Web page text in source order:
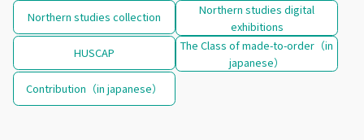
Northern studies collection
Northern studies digital
exhibitions
HUSCAP
The Class of made-to-order（in
japanese）
Contribution（in japanese）